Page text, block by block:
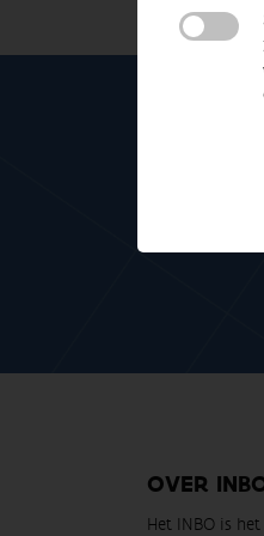
Meteen
OVER
Het INBO is